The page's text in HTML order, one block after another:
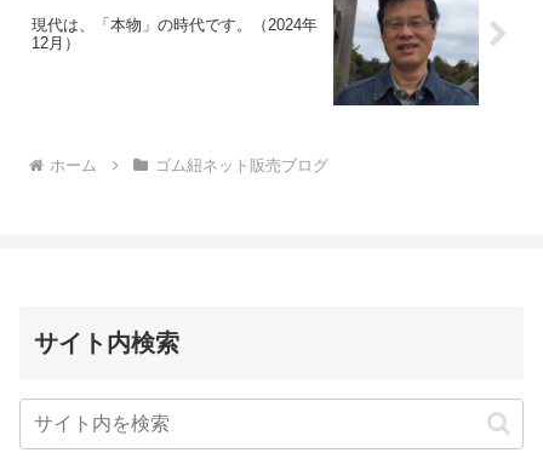
現代は、「本物」の時代です。（2024年
12月）
ホーム ゴム紐ネット販売ブログ
サイト内検索